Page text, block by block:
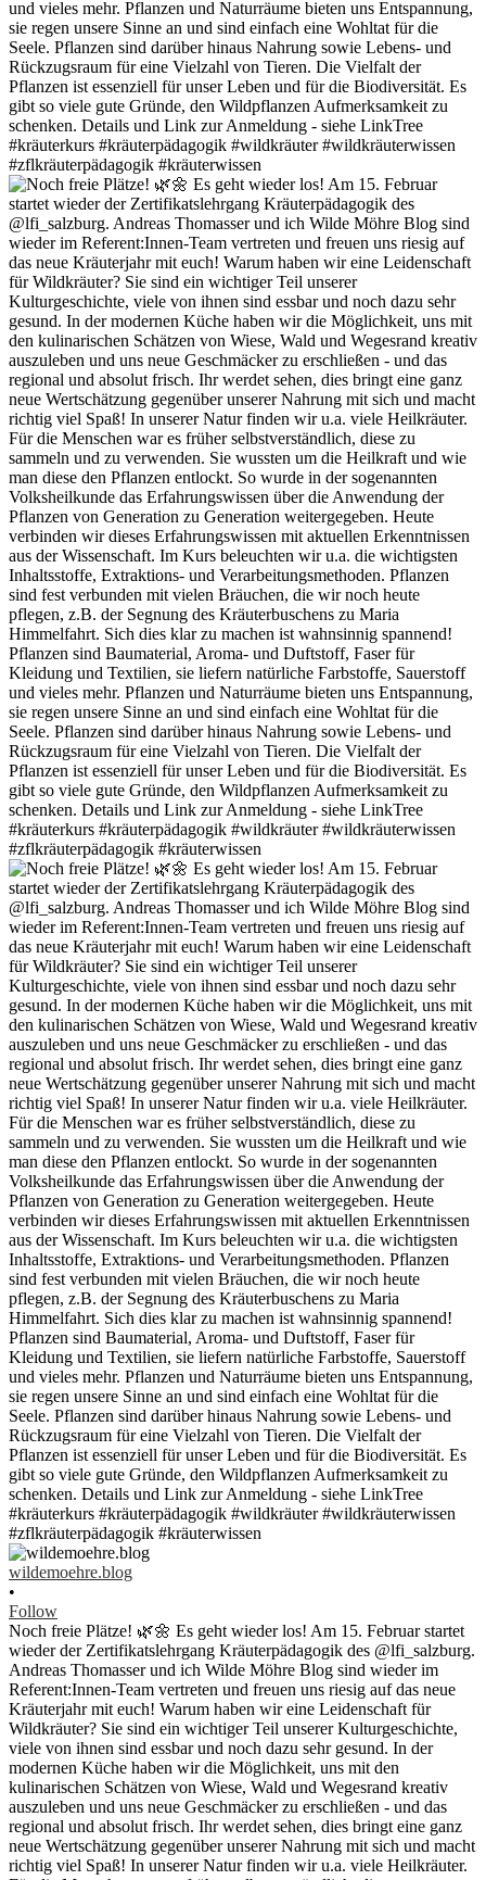
wildemoehre.blog
•
Follow
Noch freie Plätze! 🌿🌼 Es geht wieder los! Am 15. Februar startet
wieder der Zertifikatslehrgang Kräuterpädagogik des @lfi_salzburg.
Andreas Thomasser und ich Wilde Möhre Blog sind wieder im
Referent:Innen-Team vertreten und freuen uns riesig auf das neue
Kräuterjahr mit euch! Warum haben wir eine Leidenschaft für
Wildkräuter? Sie sind ein wichtiger Teil unserer Kulturgeschichte,
viele von ihnen sind essbar und noch dazu sehr gesund. In der
modernen Küche haben wir die Möglichkeit, uns mit den
kulinarischen Schätzen von Wiese, Wald und Wegesrand kreativ
auszuleben und uns neue Geschmäcker zu erschließen - und das
regional und absolut frisch. Ihr werdet sehen, dies bringt eine ganz
neue Wertschätzung gegenüber unserer Nahrung mit sich und macht
richtig viel Spaß! In unserer Natur finden wir u.a. viele Heilkräuter.